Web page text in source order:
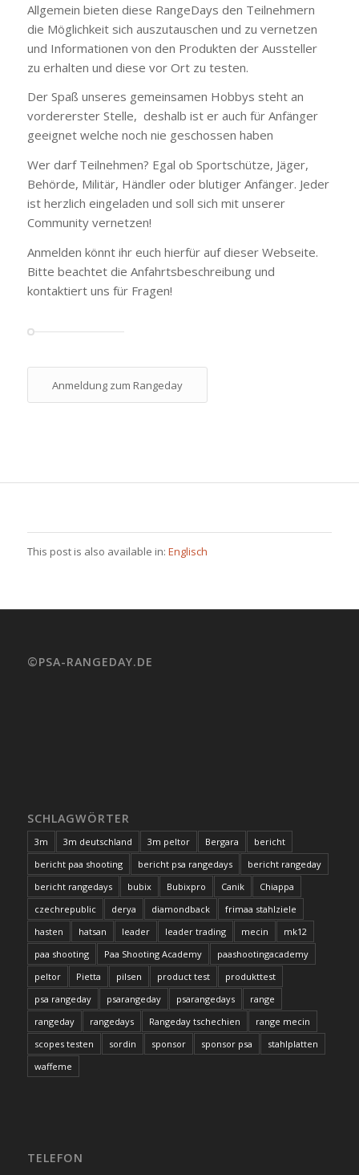
Allgemein bieten diese RangeDays den Teilnehmern
die Möglichkeit sich auszutauschen und zu vernetzen
und Informationen von den Produkten der Aussteller
zu erhalten und diese vor Ort zu testen.
Der Spaß unseres gemeinsamen Hobbys steht an
vordererster Stelle, deshalb ist er auch für Anfänger
geeignet welche noch nie geschossen haben
Wer darf Teilnehmen? Egal ob Sportschütze, Jäger,
Behörde, Militär, Händler oder blutiger Anfänger. Jeder
ist herzlich eingeladen und soll sich mit unserer
Community vernetzen!
Anmelden könnt ihr euch hierfür auf dieser Webseite.
Bitte beachtet die Anfahrtsbeschreibung und
kontaktiert uns für Fragen!
Anmeldung zum Rangeday
This post is also available in: Englisch
©PSA-RANGEDAY.DE
SCHLAGWÖRTER
3m 3m deutschland 3m peltor Bergara
bericht
bericht paa shooting
bericht psa rangedays
bericht rangeday
bericht rangedays
bubix Bubixpro Canik
Chiappa
czechrepublic
derya diamondback
frimaa stahlziele
hasten
hatsan leader leader trading mecin
mk12
paa shooting
Paa Shooting Academy
paashootingacademy
peltor
Pietta pilsen product test
produkttest
psa rangeday
psarangeday psarangedays
range
rangeday
rangedays Rangeday tschechien
range mecin
scopes testen
sordin sponsor sponsor psa
stahlplatten
waffeme
TELEFON